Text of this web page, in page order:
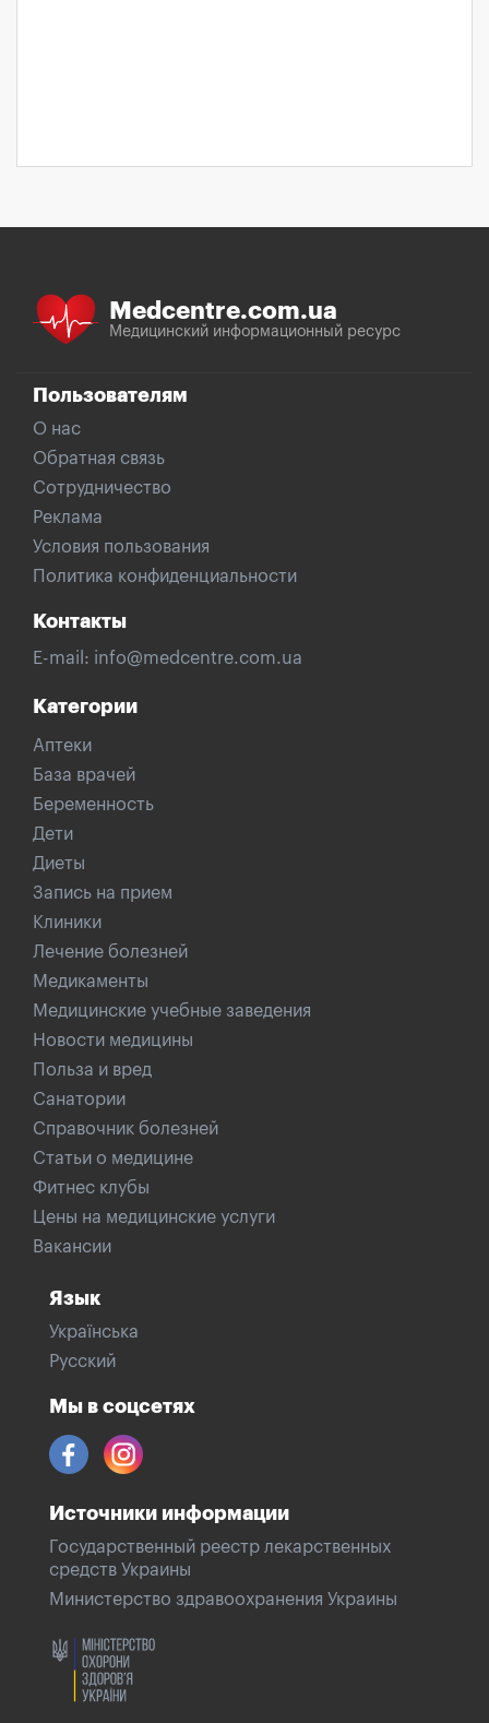
Medcentre.com.ua
Медицинский информационный ресурс
Пользователям
О нас
Обратная связь
Сотрудничество
Реклама
Условия пользования
Политика конфиденциальности
Контакты
E-mail: info@medcentre.com.ua
Категории
Аптеки
База врачей
Беременность
Дети
Диеты
Запись на прием
Клиники
Лечение болезней
Медикаменты
Медицинские учебные заведения
Новости медицины
Польза и вред
Санатории
Справочник болезней
Статьи о медицине
Фитнес клубы
Цены на медицинские услуги
Вакансии
Язык
Українська
Русский
Мы в соцсетях
Источники информации
Государственный реестр лекарственных
средств Украины
Министерство здравоохранения Украины